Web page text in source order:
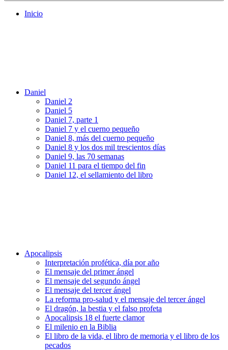
Inicio
Daniel
Daniel 2
Daniel 5
Daniel 7, parte 1
Daniel 7 y el cuerno pequeño
Daniel 8, más del cuerno pequeño
Daniel 8 y los dos mil trescientos días
Daniel 9, las 70 semanas
Daniel 11 para el tiempo del fin
Daniel 12, el sellamiento del libro
Apocalipsis
Interpretación profética, día por año
El mensaje del primer ángel
El mensaje del segundo ángel
El mensaje del tercer ángel
La reforma pro-salud y el mensaje del tercer ángel
El dragón, la bestia y el falso profeta
Apocalipsis 18 el fuerte clamor
El milenio en la Biblia
El libro de la vida, el libro de memoria y el libro de los
pecados